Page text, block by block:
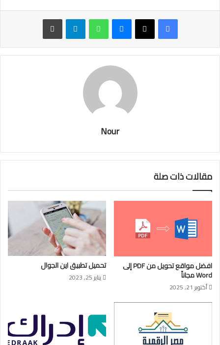
ماسنجر واتساب تيلقرام طباعة
Nour
مقالات ذات صلة
افضل مواقع تحويل من PDF إلى
Word مجاناً
أكتوبر 21, 2025
تحميل تطبيق اين الجوال
يناير 25, 2023